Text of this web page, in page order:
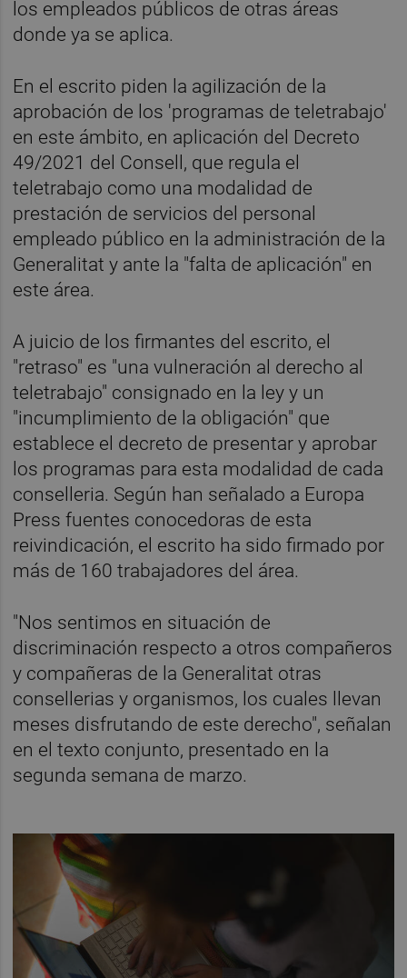
los empleados públicos de otras áreas
donde ya se aplica.
En el escrito piden la agilización de la
aprobación de los 'programas de teletrabajo'
en este ámbito, en aplicación del Decreto
49/2021 del Consell, que regula el
teletrabajo como una modalidad de
prestación de servicios del personal
empleado público en la administración de la
Generalitat y ante la "falta de aplicación" en
este área.
A juicio de los firmantes del escrito, el
"retraso" es "una vulneración al derecho al
teletrabajo" consignado en la ley y un
"incumplimiento de la obligación" que
establece el decreto de presentar y aprobar
los programas para esta modalidad de cada
conselleria. Según han señalado a Europa
Press fuentes conocedoras de esta
reivindicación, el escrito ha sido firmado por
más de 160 trabajadores del área.
"Nos sentimos en situación de
discriminación respecto a otros compañeros
y compañeras de la Generalitat otras
consellerias y organismos, los cuales llevan
meses disfrutando de este derecho", señalan
en el texto conjunto, presentado en la
segunda semana de marzo.